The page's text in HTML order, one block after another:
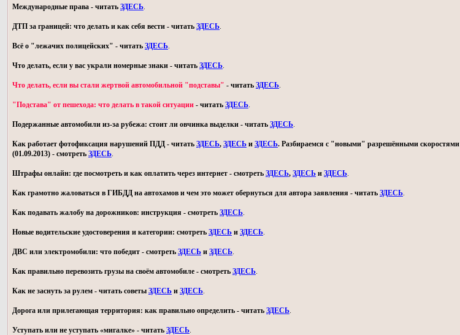
Международные права - читать ЗДЕСЬ.
ДТП за границей: что делать и как себя вести - читать ЗДЕСЬ.
Всё о "лежачих полицейских" - читать ЗДЕСЬ.
Что делать, если у вас украли номерные знаки - читать ЗДЕСЬ.
Что делать, если вы стали жертвой автомобильной "подставы" - читать ЗДЕСЬ.
"Подстава" от пешехода: что делать в такой ситуации - читать ЗДЕСЬ.
Подержанные автомобили из-за рубежа: стоит ли овчинка выделки - читать ЗДЕСЬ.
Как работает фотофиксация нарушений ПДД - читать ЗДЕСЬ, ЗДЕСЬ и ЗДЕСЬ. Разбираемся с "новыми" разрешёнными скоростями
(01.09.2013) - смотреть ЗДЕСЬ.
Штрафы онлайн: где посмотреть и как оплатить через интернет - смотреть ЗДЕСЬ, ЗДЕСЬ и ЗДЕСЬ.
Как грамотно жаловаться в ГИБДД на автохамов и чем это может обернуться для автора заявления - читать ЗДЕСЬ.
Как подавать жалобу на дорожников: инструкция - смотреть ЗДЕСЬ.
Новые водительские удостоверения и категории: смотреть ЗДЕСЬ и ЗДЕСЬ.
ДВС или электромобили: что победит - смотреть ЗДЕСЬ и ЗДЕСЬ.
Как правильно перевозить грузы на своём автомобиле - смотреть ЗДЕСЬ.
Как не заснуть за рулем - читать советы ЗДЕСЬ и ЗДЕСЬ.
Дорога или прилегающая территория: как правильно определить - читать ЗДЕСЬ.
Уступать или не уступать «мигалке» - читать ЗДЕСЬ.